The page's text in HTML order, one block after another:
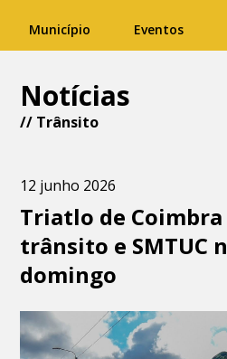
Município Eventos
Notícias
// Trânsito
12 junho 2026
Triatlo de
trânsito e SMTUC
domingo